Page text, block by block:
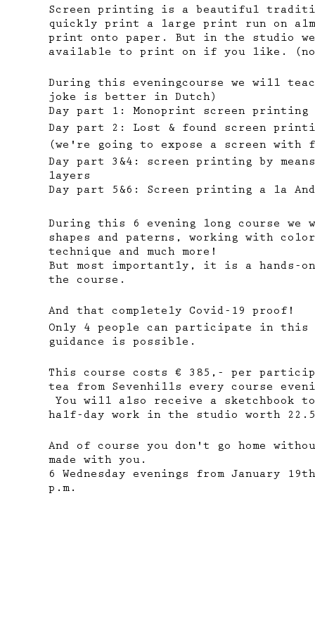
Screen printing is a beautiful
quickly print a large print run on
print onto paper. But in the studio
available to print on if you like.
During this eveningcourse we will
joke is better in Dutch)
Day part 1: Monoprint screen printing
Day part 2: Lost & found screen
(we're going to expose a screen
Day part 3&4: screen printing by
layers
Day part 5&6: Screen printing a la
During this 6 evening long course we
shapes and paterns, working with
technique and much more!
But most importantly, it is a hands-
the course.
And that completely Covid-19 proof!
Only 4 people can participate in this
guidance is possible.
This course costs € 385,- per
tea from Sevenhills every course
You will also receive a sketchbook
half-day work in the studio worth
And of course you don't go home
made with you.
6 Wednesday evenings from January
p.m.